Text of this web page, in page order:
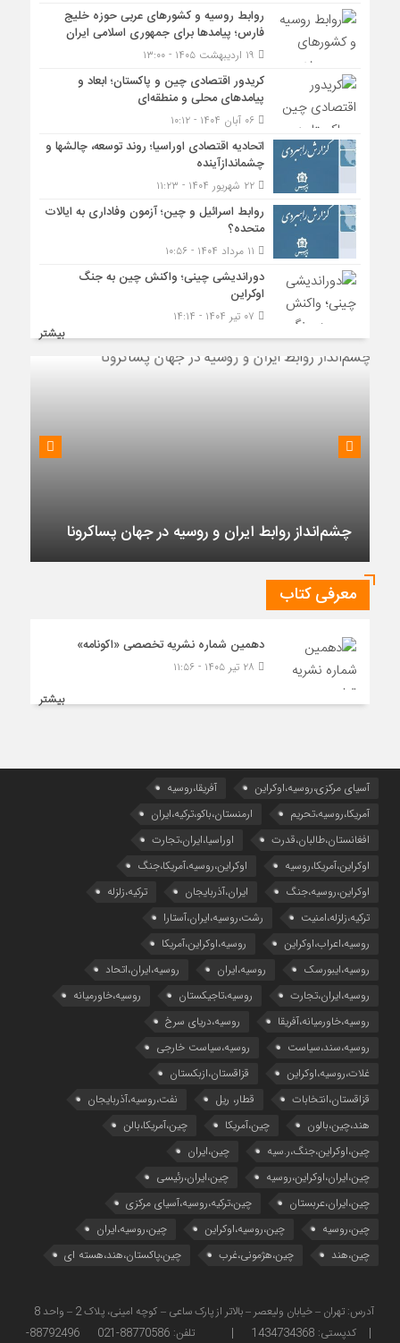
روابط روسیه و کشورهای عربی حوزه خلیج
فارس؛ پیامدها برای جمهوری اسلامی ایران
کریدور اقتصادی چین و پاکستان؛ ابعاد و
پیامدهای محلی و منطقه‌ای
۰۶ آبان ۱۴۰۴ - ۱۰:۱۲
اتحادیه اقتصادی اوراسیا؛ روند توسعه، چالشها و
چشماندازآینده
۲۲ شهریور ۱۴۰۴ - ۱۱:۲۳
روابط اسرائیل و چین؛ آزمون وفاداری به ایالات
متحده؟
دوراندیشی چینی؛ واکنش چین به جنگ
اوکراین
بیشتر
چشم‌انداز روابط ایران و روسیه در جهان پساکرونا
معرفی کتاب
دهمین شماره نشریه تخصصی «اکونامه»
بیشتر
آسیای مرکزی،روسیه،اوکراین
آفریقا،روسیه
آمریکا،روسیه،تحریم
ارمنستان،باکو،ترکیه،ایران
افغانستان،طالبان،قدرت
اوراسیا،ایران،تجارت
اوکراین،آمریکا،روسیه
اوکراین،روسیه،آمریکا،جنگ
اوکراین،روسیه،جنگ
ایران،آذربایجان
ترکیه،زلزله
ترکیه،زلزله،امنیت
رشت،روسیه،ایران،آستارا
روسیه،اعراب،اوکراین
روسیه،اوکراین،آمریکا
روسیه،ایبورسک
روسیه،ایران
روسیه،ایران،اتحاد
روسیه،ایران،تجارت
روسیه،تاجیکستان
روسیه،خاورمیانه
روسیه،خاورمیانه،آفریقا
روسیه،دریای سرخ
روسیه،سند،سیاست
روسیه،سیاست خارجی
غلات،روسیه،اوکراین
قزاقستان،ازبکستان
قزاقستان،انتخابات
قطار، ریل
نفت،روسیه،آذربایجان
هند،چین،بالون
چین،آمریکا
چین،آمریکا،بالن
چین،اوکراین،جنگ،ر.سیه
چین،ایران
چین،ایران،اوکراین،روسیه
چین،ایران،رئیسی
چین،ایران،عربستان
چین،ترکیه،روسیه،آسیای مرکزی
چین،روسیه
چین،روسیه،اوکراین
چین،روسیه،ایران
چین،هند
چین،هژمونی،غرب چین،پاکستان،هند،هسته ای
| کدپستی: 1434734368 | تلفن: 88770586-021 88792496-